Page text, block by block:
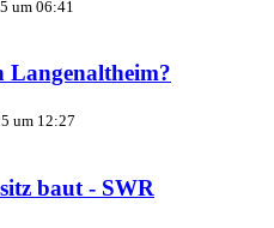
um 06:41
Langenaltheim?
um 12:27
baut - SWR